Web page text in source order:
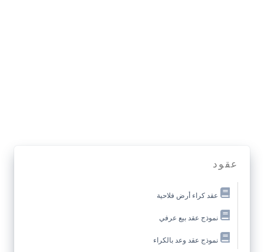
عقود
عقد كراء أرض فلاحية
نموذج عقد بيع عرفي
نموذج عقد وعد بالكراء